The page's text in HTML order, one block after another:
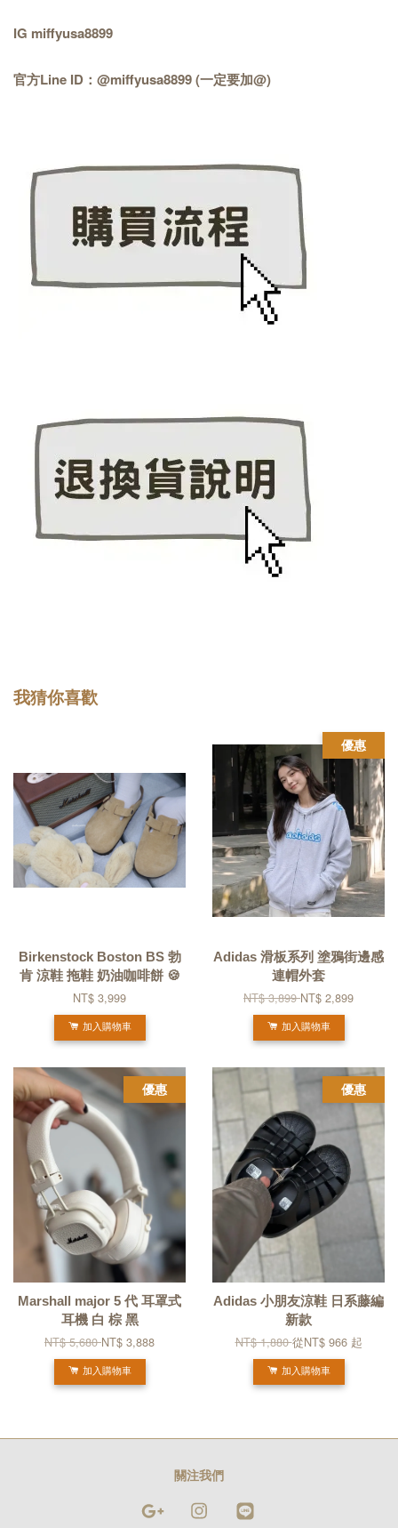
IG miffyusa8899
官方Line ID：@miffyusa8899 (一定要加@)
我猜你喜歡
Birkenstock Boston BS 勃
肯 涼鞋 拖鞋 奶油咖啡餅 🍪
NT$ 3,999
加入購物車
優惠
Adidas 滑板系列 塗鴉街邊感
連帽外套
NT$ 3,899NT$ 2,899
加入購物車
優惠
Marshall major 5 代 耳罩式
耳機 白 棕 黑
NT$ 5,680NT$ 3,888
加入購物車
優惠
Adidas 小朋友涼鞋 日系藤編
新款
NT$ 1,880從NT$ 966 起
加入購物車
關注我們
Google Instagram